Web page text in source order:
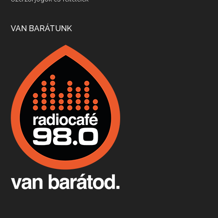
Apr 17, 2026 • 00:35:38
Boston, teadélután, bab és homár
Apr 9, 2026 • 00:37:17
Fermentáljunk, a testünk meghálálja!
Apr 3, 2026 • 00:36:07
VAN BARÁTUNK